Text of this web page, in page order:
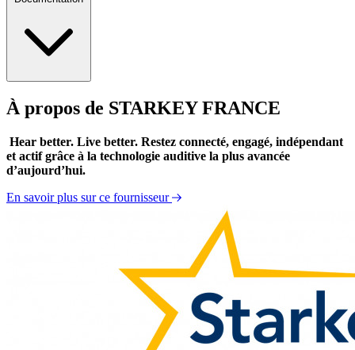
Catalogue 2017 des solutions auditives Starkey
À propos de STARKEY FRANCE
Hear better. Live better. Restez connecté, engagé, indépendant
et actif grâce à la technologie auditive la plus avancée
d’aujourd’hui.
En savoir plus sur ce fournisseur